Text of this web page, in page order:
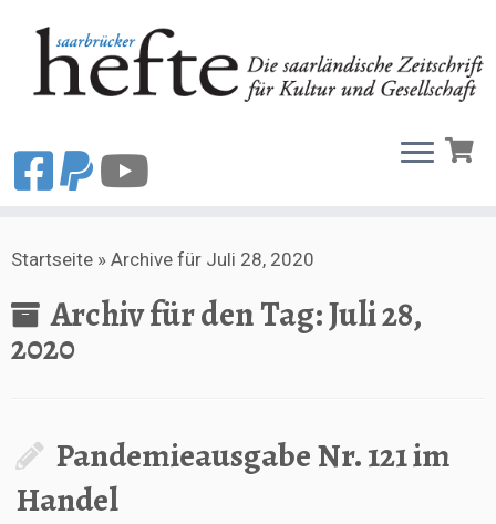
Inhalt
Startseite » Archive für Juli 28, 2020
Archiv für den Tag:Juli 28,
2020
Pandemieausgabe Nr. 121 im
Handel